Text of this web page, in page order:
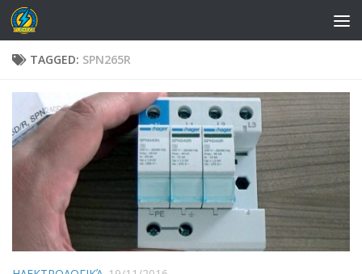
Skip to content
TAGGED: SPN265R